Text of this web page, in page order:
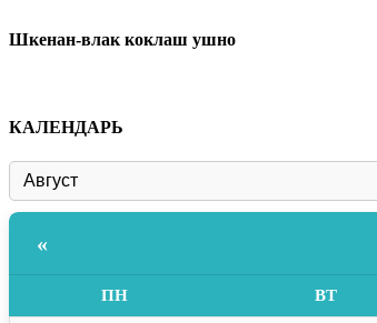
Шкенан-влак коклаш ушно
КАЛЕНДАРЬ
«
ПН ВТ